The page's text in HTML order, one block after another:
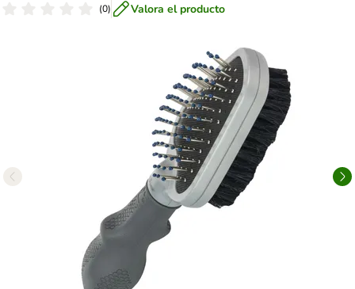
(0) Valora el producto